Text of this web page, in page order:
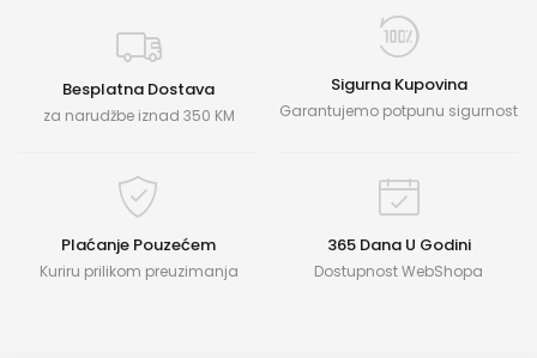
Besplatna Dostava
za narudžbe iznad 350 KM
Sigurna Kupovina
Garantujemo potpunu sigurnost
Plaćanje Pouzećem
Kuriru prilikom preuzimanja
365 Dana U Godini
Dostupnost WebShopa